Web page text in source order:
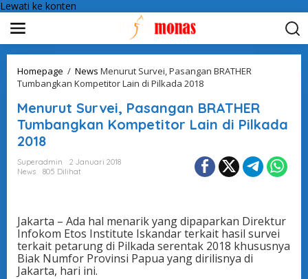
Lewati ke konten
Homepage / News Menurut Survei, Pasangan BRATHER
Tumbangkan Kompetitor Lain di Pilkada 2018
Menurut Survei, Pasangan BRATHER
Tumbangkan Kompetitor Lain di Pilkada
2018
Superadmin
2 Januari 2018
News
805 Dilihat
Jakarta – Ada hal menarik yang dipaparkan Direktur
Infokom Etos Institute Iskandar terkait hasil survei
terkait petarung di Pilkada serentak 2018 khususnya
Biak Numfor Provinsi Papua yang dirilisnya di
Jakarta, hari ini.